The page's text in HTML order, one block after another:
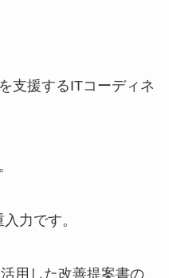
支援するITコーディネ
力です。
用した改善提案書の